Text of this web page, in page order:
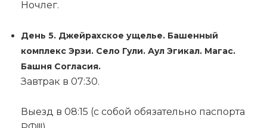
Ночлег.
День 5. Джейрахское ущелье. Башенный
комплекс Эрзи. Село Гули. Аул Эгикал. Магас.
Башня Согласия.
Завтрак в 07:30.
Выезд в 08:15 (с собой обязательно паспорта